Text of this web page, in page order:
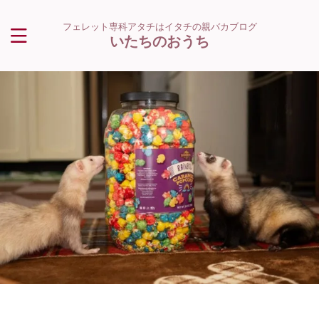
フェレット専科アタチはイタチの親バカブログ
いたちのおうち